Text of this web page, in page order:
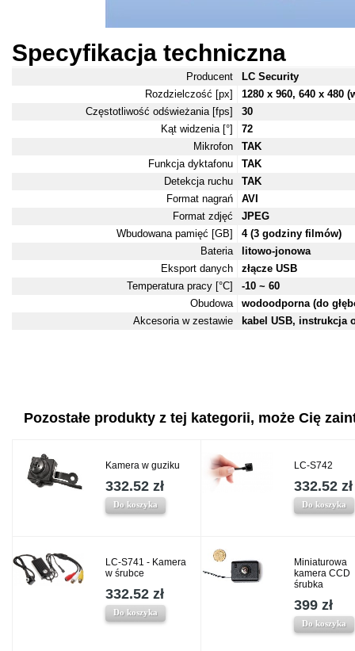
Specyfikacja techniczna
Producent
LC Security
Rozdzielczość [px]
1280 x 960, 640 x 480
Częstotliwość odświeżania [fps]
30
Kąt widzenia [°]
72
Mikrofon
TAK
Funkcja dyktafonu
TAK
Detekcja ruchu
TAK
Format nagrań
AVI
Format zdjęć
JPEG
Wbudowana pamięć [GB]
4 (3 godziny filmów)
Bateria
litowo-jonowa
Eksport danych
złącze USB
Temperatura pracy [°C]
-10 ~ 60
Obudowa
wodoodporna (do
Akcesoria w zestawie
kabel USB, instrukcja
Pozostałe produkty z tej kategorii, może Cię
Kamera w guziku
332.52 zł
Do koszyka
LC-S742
332.52 zł
Do koszyka
LC-S741 - Kamera
w śrubce
332.52 zł
Do koszyka
Miniaturowa
kamera CCD
śrubka
399 zł
Do koszyka